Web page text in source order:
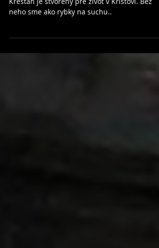
pôstna nedeľa
neho sme ako rybky na suchu..